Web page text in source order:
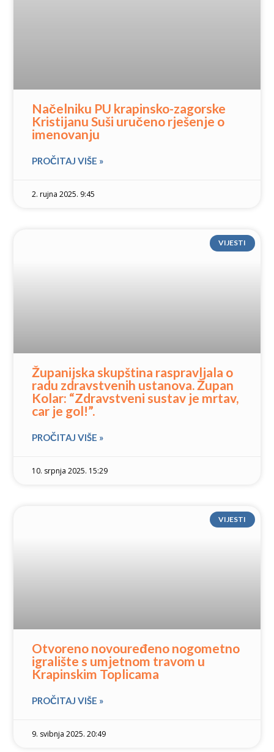
Načelniku PU krapinsko-zagorske
Kristijanu Suši uručeno rješenje o
imenovanju
PROČITAJ VIŠE »
2. rujna 2025. 9:45
VIJESTI
Županijska skupština raspravljala o
radu zdravstvenih ustanova. Župan
Kolar: “Zdravstveni sustav je mrtav,
car je gol!”.
PROČITAJ VIŠE »
10. srpnja 2025. 15:29
VIJESTI
Otvoreno novouređeno nogometno
igralište s umjetnom travom u
Krapinskim Toplicama
PROČITAJ VIŠE »
9. svibnja 2025. 20:49